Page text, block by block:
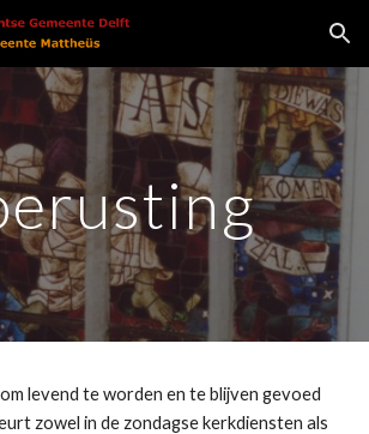
Skip to navigation
levend te worden en te blijven gevoed
zowel in de zondagse kerkdiensten als